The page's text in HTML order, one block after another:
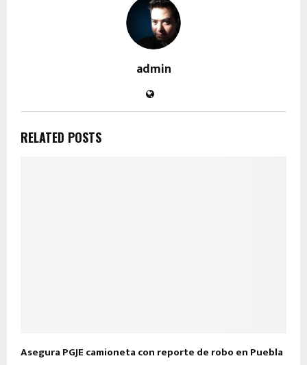
admin
RELATED POSTS
Asegura PGJE camioneta con reporte de robo en Puebla